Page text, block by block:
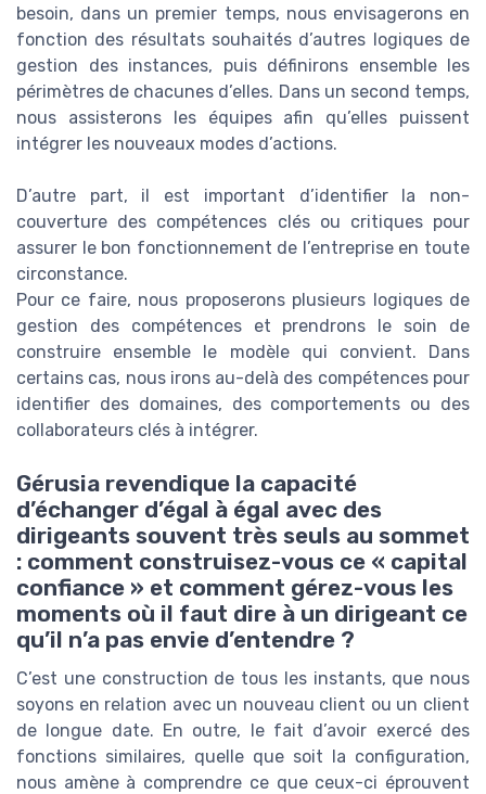
besoin, dans un premier temps, nous envisagerons en
fonction des résultats souhaités d’autres logiques de
gestion des instances, puis définirons ensemble les
périmètres de chacunes d’elles. Dans un second temps,
nous assisterons les équipes afin qu’elles puissent
intégrer les nouveaux modes d’actions.
D’autre part, il est important d’identifier la non-
couverture des compétences clés ou critiques pour
assurer le bon fonctionnement de l’entreprise en toute
circonstance.
Pour ce faire, nous proposerons plusieurs logiques de
gestion des compétences et prendrons le soin de
construire ensemble le modèle qui convient. Dans
certains cas, nous irons au-delà des compétences pour
identifier des domaines, des comportements ou des
collaborateurs clés à intégrer.
Gérusia revendique la capacité
d’échanger d’égal à égal avec des
dirigeants souvent très seuls au sommet
: comment construisez-vous ce « capital
confiance » et comment gérez-vous les
moments où il faut dire à un dirigeant ce
qu’il n’a pas envie d’entendre ?
C’est une construction de tous les instants, que nous
soyons en relation avec un nouveau client ou un client
de longue date. En outre, le fait d’avoir exercé des
fonctions similaires, quelle que soit la configuration,
nous amène à comprendre ce que ceux-ci éprouvent